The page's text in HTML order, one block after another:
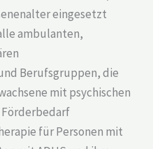
eingesetzt
ambulanten,
Berufsgruppen, die
mit psychischen
für Personen mit